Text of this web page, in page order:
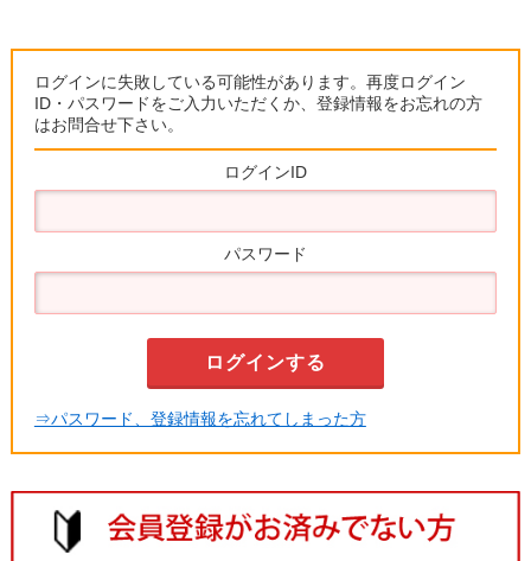
ログインに失敗している可能性があります。再度ログイン
ID・パスワードをご入力いただくか、登録情報をお忘れの方
はお問合せ下さい。
ログインID
パスワード
⇒パスワード、登録情報を忘れてしまった方